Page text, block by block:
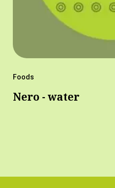
Foods
Nero - water